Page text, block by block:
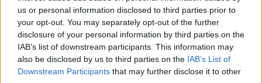
us or personal information disclosed to third parties prior to
your opt-out. You may separately opt-out of the further
disclosure of your personal information by third parties on the
IAB’s list of downstream participants. This information may
also be disclosed by us to third parties on the IAB’s List of
Downstream Participants that may further disclose it to other
Νοσοκομείο
25310-22222
Αστυνομικό Τμήμα
25310-22100
Κ.Τ.Ε.Λ.
25310-22912
Ο.Σ.Ε.
25310-22650
Αρχ. Μουσείο
25310-22411